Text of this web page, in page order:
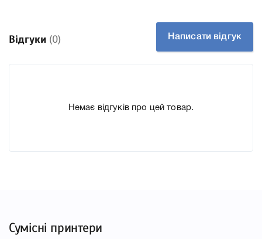
До Картридж Canon PFI-307 Yellow (9814B001AA) ми
підготували докладні характеристики, список
легко підтвердити правильність вибору.
Відгуки (0) Написати відгук
Немає відгуків про цей товар.
Сумісні принтери